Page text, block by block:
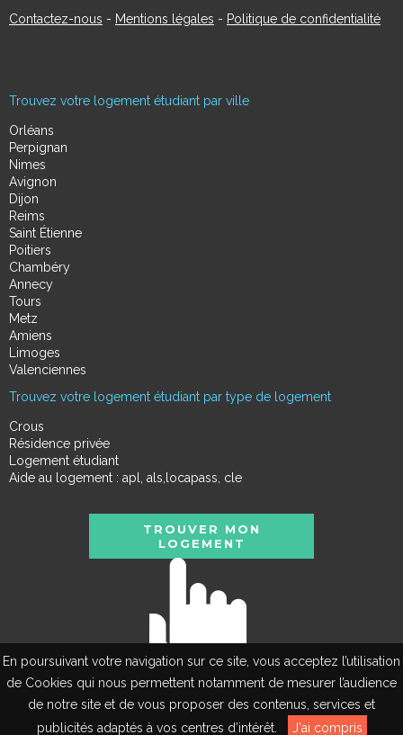
En poursuivant votre navigation sur ce site, vous acceptez l’utilisation
de Cookies qui nous permettent notamment de mesurer l’audience
de notre site et de vous proposer des contenus, services et
publicités adaptés à vos centres d’intérêt.
J'ai compris
Contactez-nous - Mentions légales - Politique de confidentialité
Trouvez votre logement étudiant par ville
Orléans
Perpignan
Nimes
Avignon
Dijon
Reims
Saint Étienne
Poitiers
Chambéry
Annecy
Tours
Metz
Amiens
Limoges
Valenciennes
Trouvez votre logement étudiant par type de logement
Crous
Résidence privée
Logement étudiant
Aide au logement : apl, als,locapass, cle
TROUVER MON
LOGEMENT